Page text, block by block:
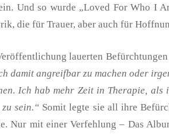
Und so wurde „Loved For Who I
die für Trauer, aber auch für
lauerten
damit angreifbar zu machen oder
Ich hab mehr Zeit in Therapie,
sein.“ Somit legte sie all ihre
Nur mit einer Verfehlung – Das